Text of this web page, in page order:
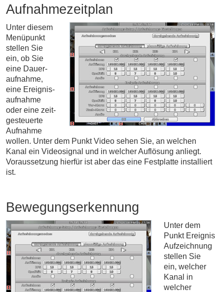
Aufnahmezeitplan
Unter diesem
Menüpunkt
stellen Sie
ein, ob Sie
eine Dauer­
auf­nah­me,
eine Ereig­nis­
auf­nahme
oder eine zeit­
ge­steuerte
Auf­nahme
wollen. Unter dem Punkt Video sehen Sie, an welchen
Kanal ein Video­signal und in welcher Auf­lösung an­liegt.
Voraus­setzung hierfür ist aber das eine Fest­platte installiert
ist.
Bewegungserkennung
Unter dem
Punkt Er­eig­nis
Auf­zeich­nung
stel­len Sie
ein, welcher
Kanal in
welcher